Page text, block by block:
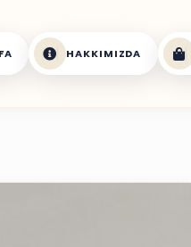
HAKKIMIZDA